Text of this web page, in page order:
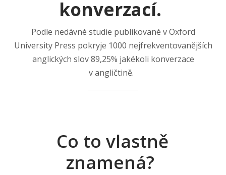
konverzací.
Podle nedávné studie publikované v Oxford
University Press pokryje 1000 nejfrekventovanějších
anglických slov 89,25% jakékoli konverzace
v angličtině.
Co to vlastně
znamená?